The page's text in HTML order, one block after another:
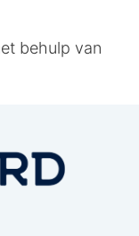
behulp van